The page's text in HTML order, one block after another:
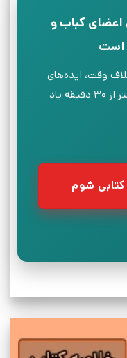
اعضای کباب و
است
وقت، ایده‌های
اصلی کتاب‌های مهم دنیا را در کمتر از ۳۰ دقیقه یاد
شوم